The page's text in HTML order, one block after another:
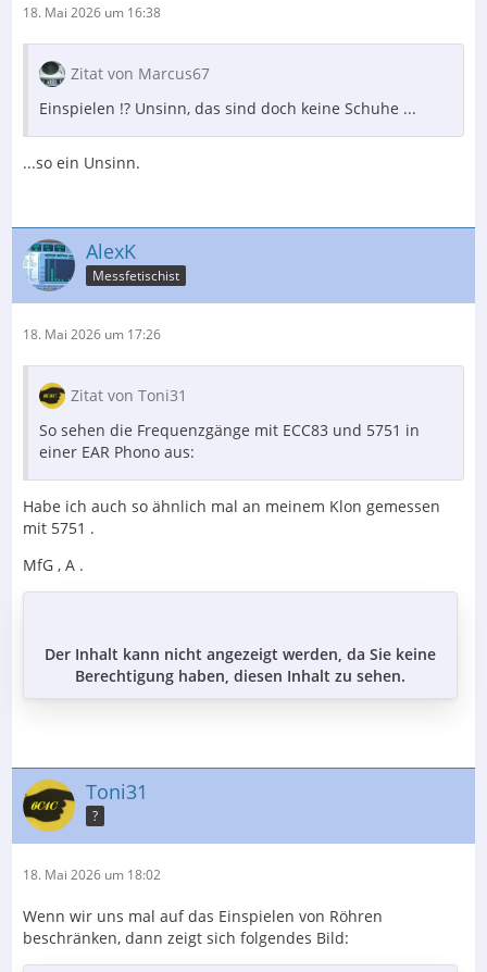
18. Mai 2026 um 16:38
Zitat von Marcus67
Einspielen !? Unsinn, das sind doch keine Schuhe ...
...so ein Unsinn.
AlexK
Messfetischist
18. Mai 2026 um 17:26
Zitat von Toni31
So sehen die Frequenzgänge mit ECC83 und 5751 in
einer EAR Phono aus:
Habe ich auch so ähnlich mal an meinem Klon gemessen
mit 5751 .
MfG , A .
Der Inhalt kann nicht angezeigt werden, da Sie keine
Berechtigung haben, diesen Inhalt zu sehen.
Toni31
?
18. Mai 2026 um 18:02
Wenn wir uns mal auf das Einspielen von Röhren
beschränken, dann zeigt sich folgendes Bild: